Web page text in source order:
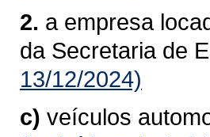
2. a empresa
da Secretaria de
13/12/2024)
c) veículos